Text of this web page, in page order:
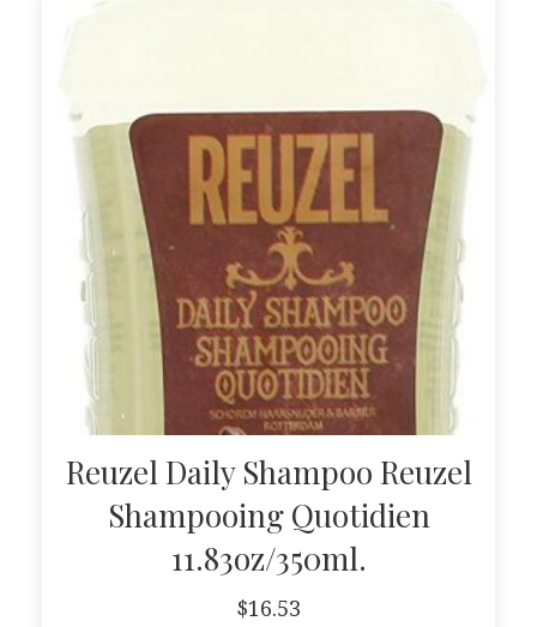
Reuzel Daily Shampoo Reuzel
Shampooing Quotidien
11.83oz/350ml.
$16.53